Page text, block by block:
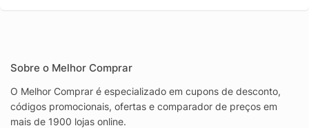
Sobre o Melhor Comprar
O Melhor Comprar é especializado em cupons de desconto,
códigos promocionais, ofertas e comparador de preços em
mais de 1900 lojas online.